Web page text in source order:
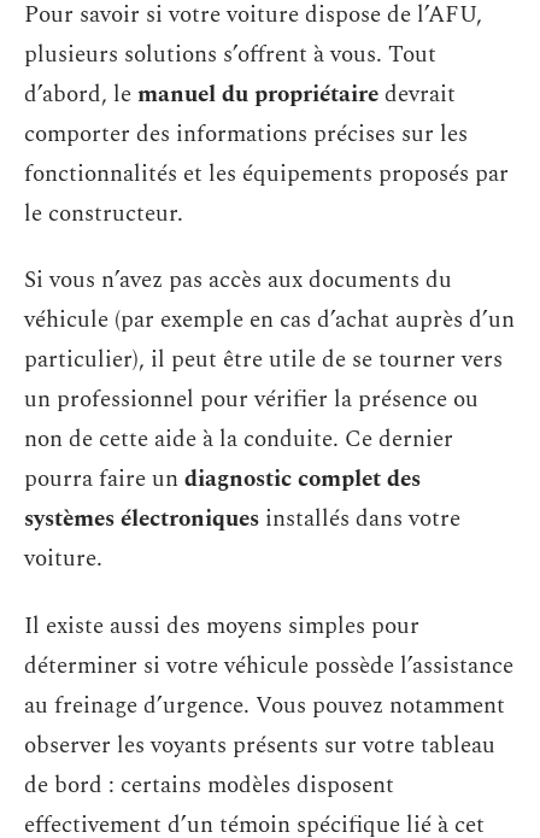
Pour savoir si votre voiture dispose de l’AFU,
plusieurs solutions s’offrent à vous. Tout
d’abord, lemanuel du propriétairedevrait
comporter des informations précises sur les
fonctionnalités et les équipements proposés par
le constructeur.
Si vous n’avez pas accès aux documents du
véhicule (par exemple en cas d’achat auprès d’un
particulier), il peut être utile de se tourner vers
un professionnel pour vérifier la présence ou
non de cette aide à la conduite. Ce dernier
pourra faire undiagnostic complet des
systèmes électroniques installés dans votre
voiture.
Il existe aussi des moyens simples pour
déterminer si votre véhicule possède l’assistance
au freinage d’urgence. Vous pouvez notamment
observer les voyants présents sur votre tableau
de bord : certains modèles disposent
effectivement d’un témoin spécifique lié à cet